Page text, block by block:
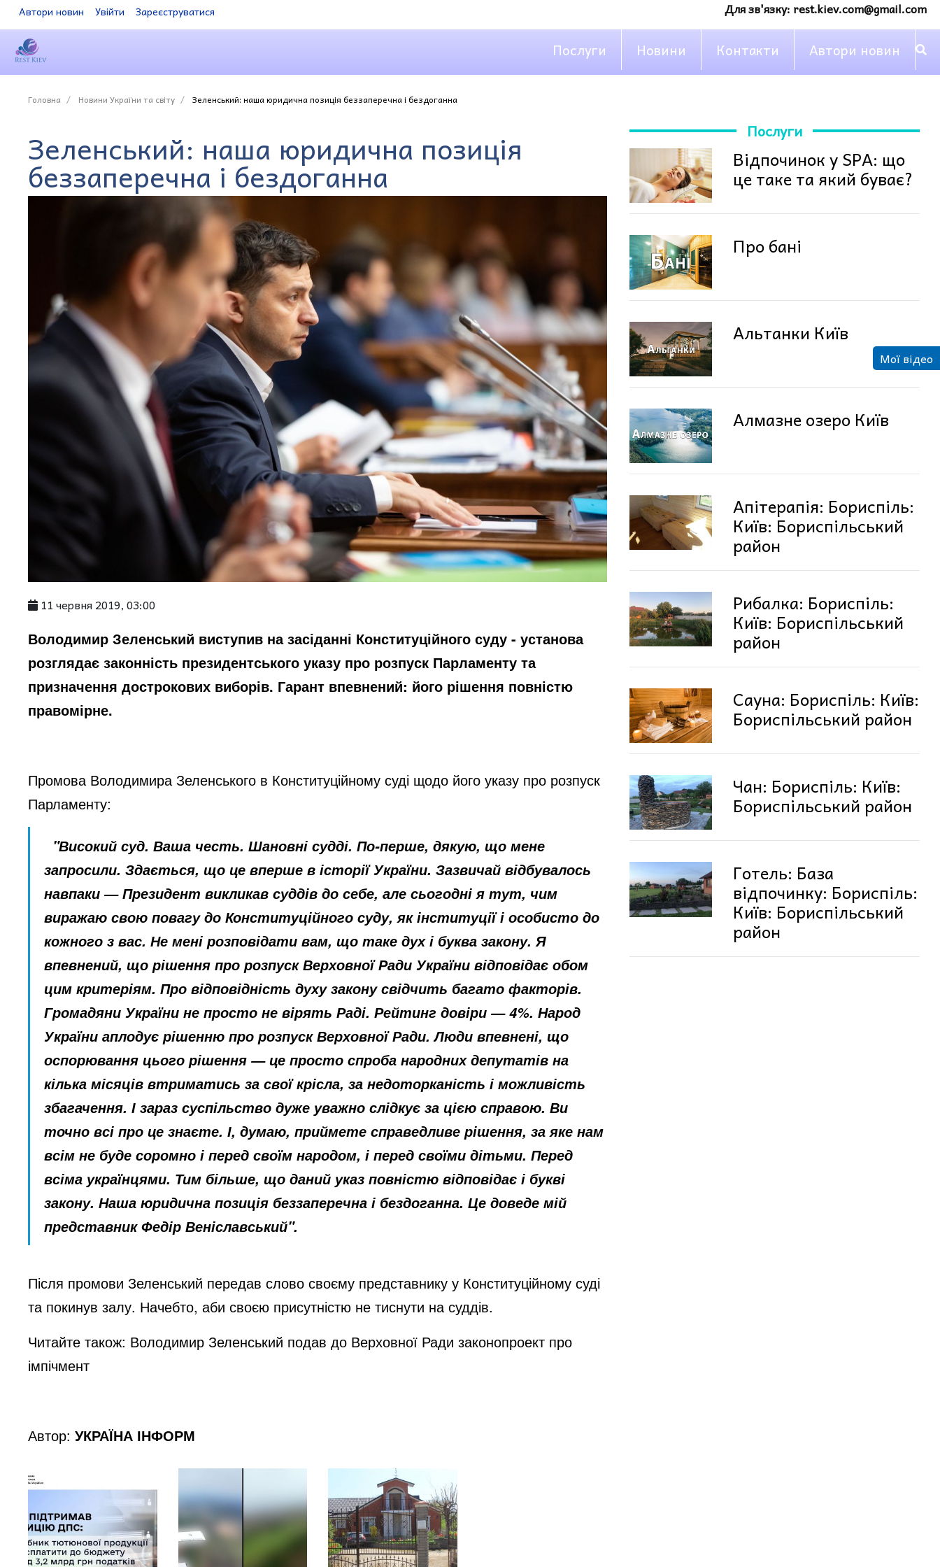
Автори новин Увійти Зареєструватися Для зв'язку: rest.kiev.com@gmail.com
Послуги Новини Контакти Автори новин
Головна Новини України та світу Зеленський: наша юридична позиція беззаперечна і бездоганна
Зеленський: наша юридична позиція
беззаперечна і бездоганна
11 червня 2019, 03:00
Володимир Зеленський виступив на засіданні Конституційного суду - установа
розглядає законність президентського указу про розпуск Парламенту та
призначення дострокових виборів. Гарант впевнений: його рішення повністю
правомірне.
Промова Володимира Зеленського в Конституційному суді щодо його указу про розпуск
Парламенту:
"Високий суд. Ваша честь. Шановні судді. По-перше, дякую, що мене
запросили. Здається, що це вперше в історії України. Зазвичай відбувалось
навпаки — Президент викликав суддів до себе, але сьогодні я тут, чим
виражаю свою повагу до Конституційного суду, як інституції і особисто до
кожного з вас. Не мені розповідати вам, що таке дух і буква закону. Я
впевнений, що рішення про розпуск Верховної Ради України відповідає обом
цим критеріям. Про відповідність духу закону свідчить багато факторів.
Громадяни України не просто не вірять Раді. Рейтинг довіри — 4%. Народ
України аплодує рішенню про розпуск Верховної Ради. Люди впевнені, що
оспорювання цього рішення — це просто спроба народних депутатів на
кілька місяців втриматись за свої крісла, за недоторканість і можливість
збагачення. І зараз суспільство дуже уважно слідкує за цією справою. Ви
точно всі про це знаєте. І, думаю, приймете справедливе рішення, за яке нам
всім не буде соромно і перед своїм народом, і перед своїми дітьми. Перед
всіма українцями. Тим більше, що даний указ повністю відповідає і букві
закону. Наша юридична позиція беззаперечна і бездоганна. Це доведе мій
представник Федір Веніславський".
Після промови Зеленський передав слово своєму представнику у Конституційному суді
та покинув залу. Начебто, аби своєю присутністю не тиснути на суддів.
Читайте також: Володимир Зеленський подав до Верховної Ради законопроект про
імпічмент
Автор:УКРАЇНА ІНФОРМ
Послуги
Відпочинок у SPA: що
це таке та який буває?
Про бані
Альтанки Київ
Алмазне озеро Київ
Апітерапія: Бориспіль:
Київ: Бориспільський
район
Рибалка: Бориспіль:
Київ: Бориспільський
район
Сауна: Бориспіль: Київ:
Бориспільський район
Чан: Бориспіль: Київ:
Бориспільський район
Готель: База
відпочинку: Бориспіль:
Київ: Бориспільський
район
Мої відео